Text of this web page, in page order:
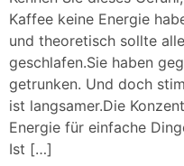
Kaffee keine Energie
und theoretisch sollte
geschlafen.Sie haben
getrunken. Und doch
ist langsamer.Die
Energie für einfache
Ist […]